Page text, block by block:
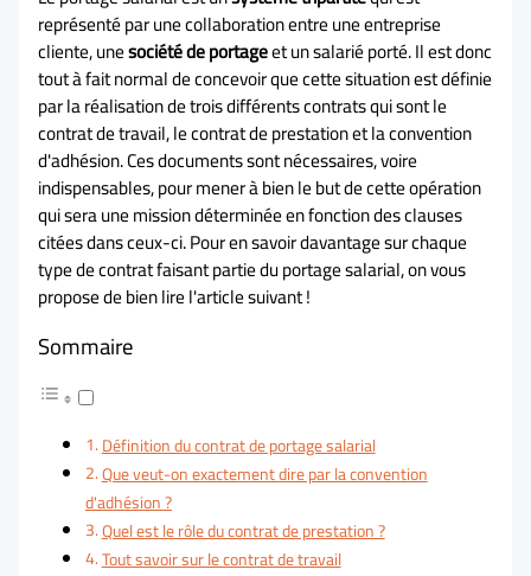
représenté par une collaboration entre une entreprise
cliente, unesociété de portageet un salarié porté. Il est donc
tout à fait normal de concevoir que cette situation est définie
par la réalisation de trois différents contrats qui sont le
contrat de travail, le contrat de prestation et la convention
d'adhésion.Ces documents sont nécessaires, voire
indispensables, pour mener à bien le but de cette opération
qui sera une mission déterminée en fonction des clauses
citées dans ceux-ci.Pour en savoir davantage sur chaque
type de contrat faisant partie du portage salarial, on vous
propose de bien lire l'article suivant !
Sommaire
Définition du contrat de portage salarial
Que veut-on exactement dire par la convention
d'adhésion ?
Quel est le rôle du contrat de prestation ?
Tout savoir sur le contrat de travail